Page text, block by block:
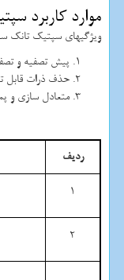
موارد کاربرد
ویژگیهای سپتیک تانک
پیش تصفیه و
حذف ذرات قابل
متعادل سازی و
ردیف
1
2